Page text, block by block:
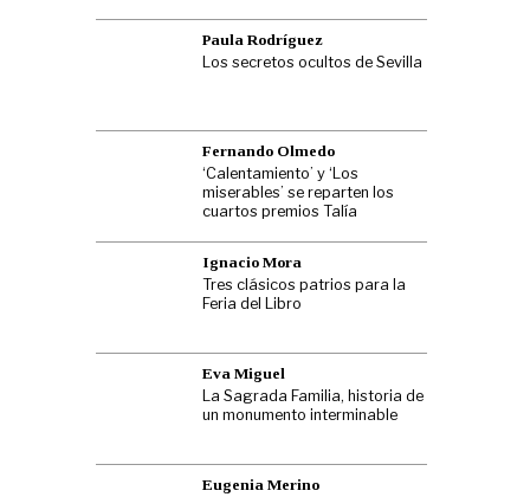
Paula Rodríguez
Los secretos ocultos de Sevilla
Fernando Olmedo
‘Calentamiento’ y ‘Los
miserables’ se reparten los
cuartos premios Talía
Ignacio Mora
Tres clásicos patrios para la
Feria del Libro
Eva Miguel
La Sagrada Familia, historia de
un monumento interminable
Eugenia Merino